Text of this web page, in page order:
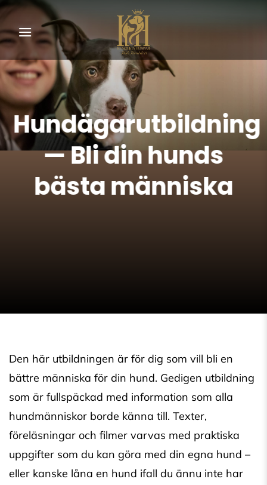
Skip
content
Hundägarutbildning
— Bli din hunds
bästa människa
Den här utbildningen är för dig som vill bli en
bättre människa för din hund. Gedigen utbildning
som är fullspäckad med information som alla
hundmänniskor borde känna till. Texter,
föreläsningar och filmer varvas med praktiska
uppgifter som du kan göra med din egna hund –
eller kanske låna en hund ifall du ännu inte har